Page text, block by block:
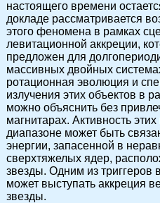
настоящего времени
докладе рассматривается
этого феномена в рамках
левитационной аккреции,
предложен для
массивных двойных
ротационная эволюция и
излучения этих объектов в
можно объяснить без
магнитарах. Активность
диапазоне может быть
энергии, запасенной в
сверхтяжелых ядер,
звезды. Одним из триггеров
может выступать аккреция
звезды.